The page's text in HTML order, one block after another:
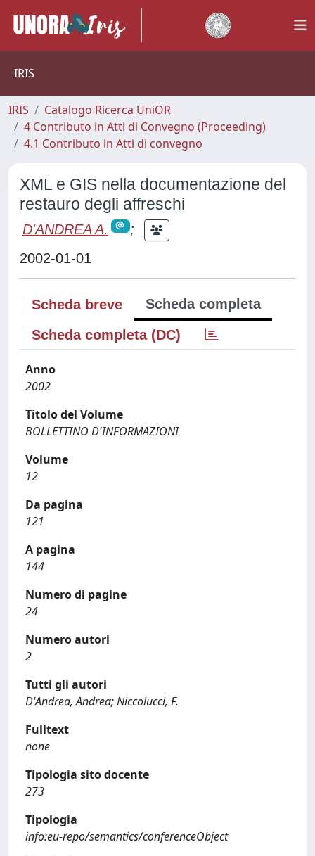
IRIS
IRIS
Catalogo Ricerca UniOR
4 Contributo in Atti di Convegno (Proceeding)
4.1 Contributo in Atti di convegno
XML e GIS nella documentazione del
restauro degli affreschi
D'ANDREA A.
;
2002-01-01
Scheda breve
Scheda completa
Scheda completa (DC)
Anno
2002
Titolo del Volume
BOLLETTINO D'INFORMAZIONI
Volume
12
Da pagina
121
A pagina
144
Numero di pagine
24
Numero autori
2
Tutti gli autori
D'Andrea, Andrea; Niccolucci, F.
Fulltext
none
Tipologia sito docente
273
Tipologia
info:eu-repo/semantics/conferenceObject